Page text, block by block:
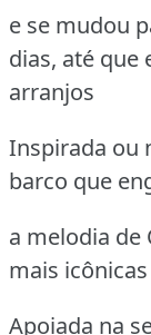
e se mudou
dias, até que
arranjos
Inspirada ou
barco que
a melodia de
mais
Apoiada na